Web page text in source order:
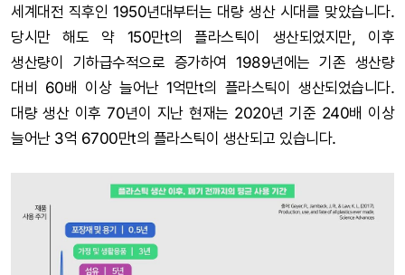
세계대전 직후인 1950년대부터는 대량 생산 시대를 맞았습니다.
당시만 해도 약 150만t의 플라스틱이 생산되었지만, 이후
생산량이 기하급수적으로 증가하여 1989년에는 기존 생산량
대비 60배 이상 늘어난 1억만t의 플라스틱이 생산되었습니다.
대량 생산 이후 70년이 지난 현재는 2020년 기준 240배 이상
늘어난 3억 6700만t의 플라스틱이 생산되고 있습니다.